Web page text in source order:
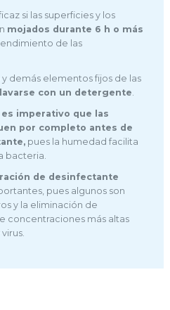
si las superficies y los
mojados durante 6 h o más
de las
y demás elementos fijos de las
lavarse con un detergente
es imperativo que las
por completo antes de
pues la humedad facilita
bacteria.
de desinfectante
pues algunos son
y la eliminación de
concentraciones más altas